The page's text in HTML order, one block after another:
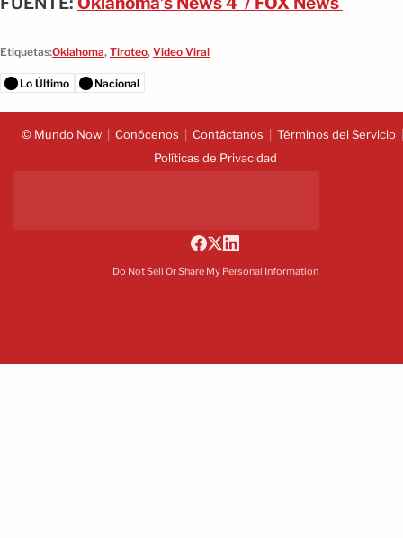
Etiquetas:Oklahoma, Tiroteo, Video Viral
Lo Último Nacional
© Mundo Now Conócenos Contáctanos
Términos del Servicio
Políticas de Privacidad
Do Not Sell Or Share My Personal Information